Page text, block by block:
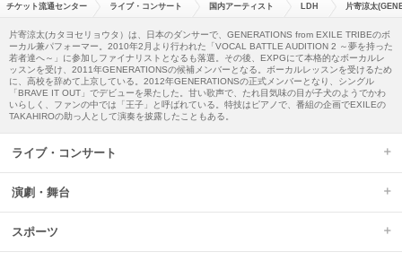
チケット流通センター ライブ・コンサート 国内アーティスト LDH 片寄涼太
片寄涼太(カタヨセリョウタ）は、日本のダンサーで、GENERATIONS from EXILE TRIBEのボ
ーカル兼パフォーマー。2010年2月より行われた「VOCAL BATTLE AUDITION 2 ～夢を持った
若者達へ～」に参加しファイナリストとなるも落選。その後、EXPGにて本格的なボーカルレ
ッスンを受け、2011年GENERATIONSの候補メンバーとなる。ボーカルレッスンを受けるため
に、高校を辞めて上京している。2012年GENERATIONSの正式メンバーとなり、シングル
「BRAVE IT OUT」でデビューを果たした。甘い歌声で、たれ目気味の目が子犬のようでかわ
いらしく、ファンの中では「王子」と呼ばれている。特技はピアノで、番組の企画でEXILEの
TAKAHIROの助っ人として演奏を披露したこともある。
ライブ・コンサート
演劇・舞台
スポーツ